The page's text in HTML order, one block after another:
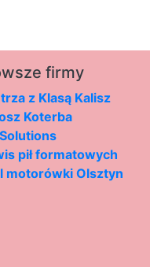
firmy
z Klasą Kalisz
Koterba
pił formatowych
motorówki Olsztyn